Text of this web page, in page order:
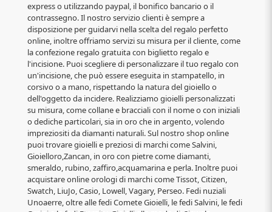
express o utilizzando paypal, il bonifico bancario o il
contrassegno. Il nostro servizio clienti è sempre a
disposizione per guidarvi nella scelta del regalo perfetto
online, inoltre offriamo servizi su misura per il cliente, come
la confezione regalo gratuita con biglietto regalo e
l'incisione. Puoi scegliere di personalizzare il tuo regalo con
un'incisione, che può essere eseguita in stampatello, in
corsivo o a mano, rispettando la natura del gioiello o
dell'oggetto da incidere. Realizziamo gioielli personalizzati
su misura, come collane e bracciali con il nome o con iniziali
o dediche particolari, sia in oro che in argento, volendo
impreziositi da diamanti naturali. Sul nostro shop online
puoi trovare gioielli e preziosi di marchi come Salvini,
Gioielloro,Zancan, in oro con pietre come diamanti,
smeraldo, rubino, zaffiro,acquamarina e perla. Inoltre puoi
acquistare online orologi di marchi come Tissot, Citizen,
Swatch, LiuJo, Casio, Lowell, Vagary, Perseo. Fedi nuziali
Unoaerre, oltre alle fedi Comete Gioielli, le fedi Salvini, le fedi